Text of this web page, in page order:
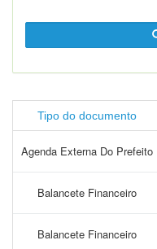
Tipo do documento
Agenda Externa Do Prefeito
Balancete Financeiro
Balancete Financeiro